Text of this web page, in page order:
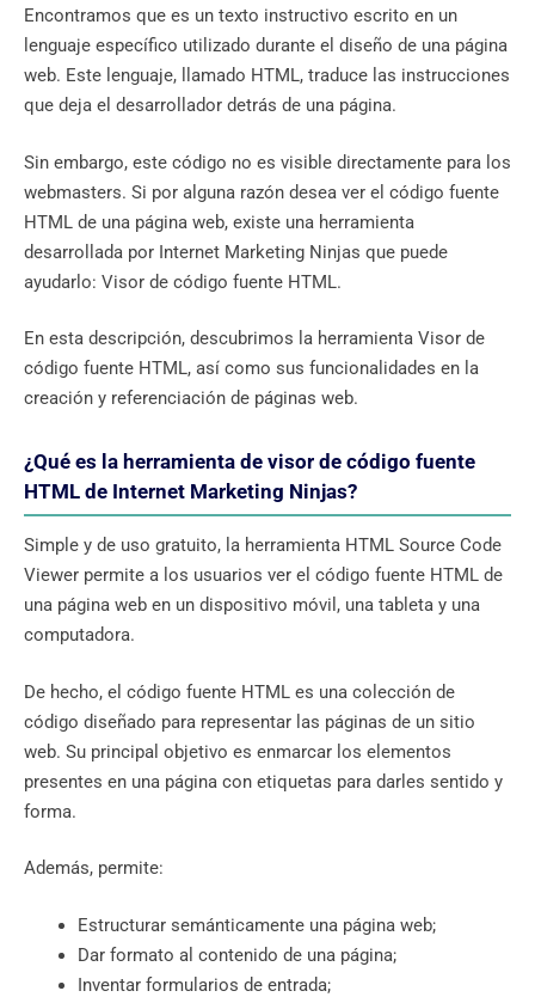
Encontramos que es un texto instructivo escrito en un
lenguaje específico utilizado durante el diseño de una página
web. Este lenguaje, llamado HTML, traduce las instrucciones
que deja el desarrollador detrás de una página.
Sin embargo, este código no es visible directamente para los
webmasters. Si por alguna razón desea ver el código fuente
HTML de una página web, existe una herramienta
desarrollada por Internet Marketing Ninjas que puede
ayudarlo: Visor de código fuente HTML.
En esta descripción, descubrimos la herramienta Visor de
código fuente HTML, así como sus funcionalidades en la
creación y referenciación de páginas web.
¿Qué es la herramienta de visor de código fuente
HTML de Internet Marketing Ninjas?
Simple y de uso gratuito, la herramienta HTML Source Code
Viewer permite a los usuarios ver el código fuente HTML de
una página web en un dispositivo móvil, una tableta y una
computadora.
De hecho, el código fuente HTML es una colección de
código diseñado para representar las páginas de un sitio
web. Su principal objetivo es enmarcar los elementos
presentes en una página con etiquetas para darles sentido y
forma.
Además, permite:
Estructurar semánticamente una página web;
Dar formato al contenido de una página;
Inventar formularios de entrada;